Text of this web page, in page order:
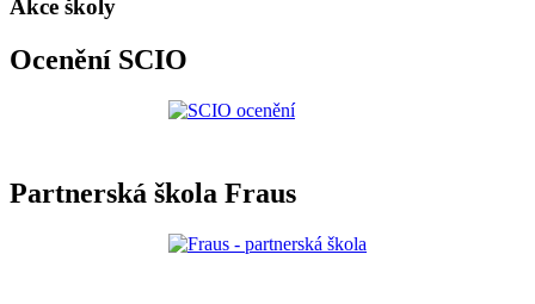
Akce školy
Ocenění SCIO
Partnerská škola Fraus